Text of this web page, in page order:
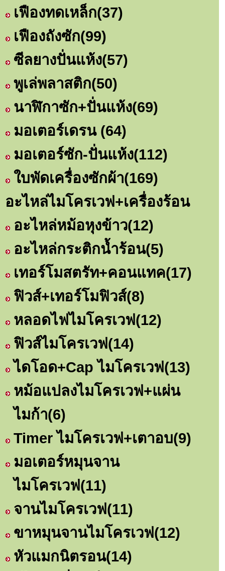
เฟืองทดเหล็ก(37)
เฟืองถังซัก(99)
ซีลยางปั่นแห้ง(57)
พูเล่พลาสติก(50)
นาฬิกาซัก+ปั่นแห้ง(69)
มอเตอร์เดรน (64)
มอเตอร์ซัก-ปั่นแห้ง(112)
ใบพัดเครื่องซักผ้า(169)
อะไหล่ไมโครเวฟ+เครื่องร้อน
อะไหล่หม้อหุงข้าว(12)
อะไหล่กระติกน้ำร้อน(5)
เทอร์โมสตรัท+คอนแทค(17)
ฟิวส์+เทอร์โมฟิวส์(8)
หลอดไฟไมโครเวฟ(12)
ฟิวส์ไมโครเวฟ(14)
ไดโอด+Cap ไมโครเวฟ(13)
หม้อแปลงไมโครเวฟ+แผ่น
ไมก้า(6)
Timer ไมโครเวฟ+เตาอบ(9)
มอเตอร์หมุนจาน
ไมโครเวฟ(11)
จานไมโครเวฟ(11)
ขาหมุนจานไมโครเวฟ(12)
หัวแมกนิตรอน(14)